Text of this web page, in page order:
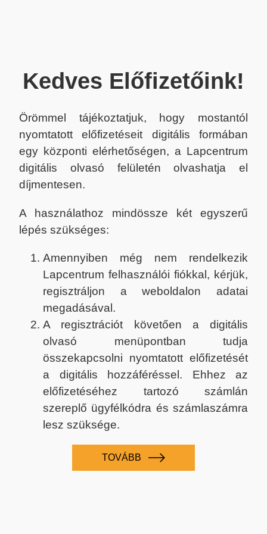
Kedves Előfizetőink!
Örömmel tájékoztatjuk, hogy mostantól
nyomtatott előfizetéseit digitális formában
egy központi elérhetőségen, a Lapcentrum
digitális olvasó felületén olvashatja el
díjmentesen.
A használathoz mindössze két egyszerű
lépés szükséges:
Amennyiben még nem rendelkezik
Lapcentrum felhasználói fiókkal, kérjük,
regisztráljon a weboldalon adatai
megadásával.
A regisztrációt követően a digitális
olvasó menüpontban tudja
összekapcsolni nyomtatott előfizetését
a digitális hozzáféréssel. Ehhez az
előfizetéséhez tartozó számlán
szereplő ügyfélkódra és számlaszámra
lesz szüksége.
TOVÁBB